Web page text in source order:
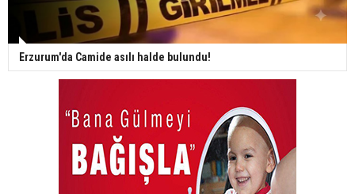
Erzurum'da Camide asılı halde bulundu!